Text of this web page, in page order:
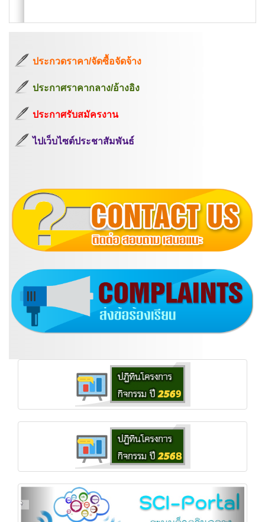
ประกวดราคา/จัดซื้อจัดจ้าง
ประกาศราคากลาง/อ้างอิง
ประกาศรับสมัครงาน
ไปเว็บไซต์ประชาสัมพันธ์